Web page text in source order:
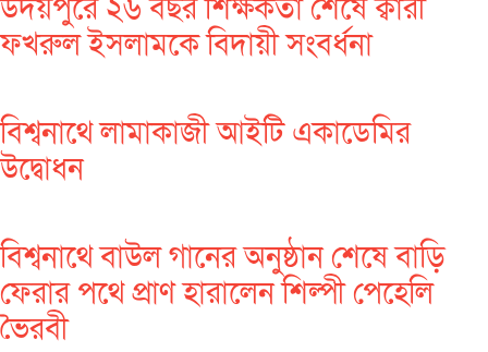
উদয়পুরে ২৬ বছর শিক্ষকতা শেষে ক্বারী
ফখরুল ইসলামকে বিদায়ী সংবর্ধনা
বিশ্বনাথে লামাকাজী আইটি একাডেমির
উদ্বোধন
বিশ্বনাথে বাউল গানের অনুষ্ঠান শেষে বাড়ি
ফেরার পথে প্রাণ হারালেন শিল্পী পেহেলি
ভৈরবী